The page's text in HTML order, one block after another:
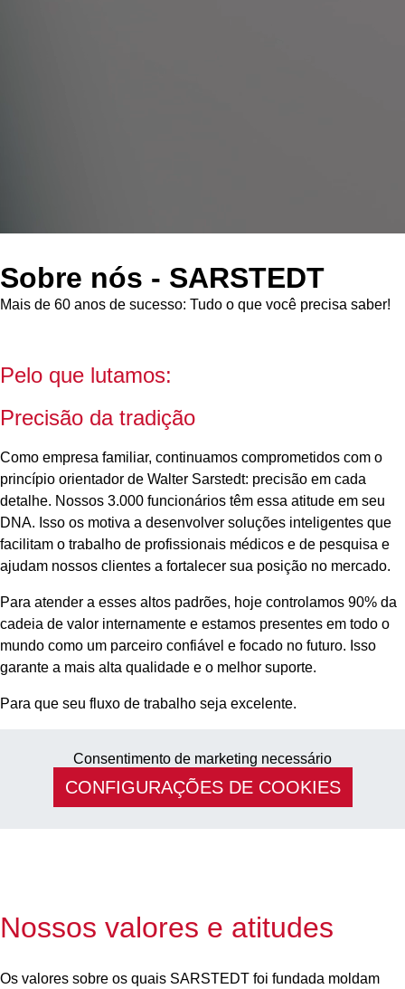
Sobre nós - SARSTEDT
Mais de 60 anos de sucesso: Tudo o que você precisa saber!
Pelo que lutamos:
Precisão da tradição
Como empresa familiar, continuamos comprometidos com o
princípio orientador de Walter Sarstedt: precisão em cada
detalhe. Nossos 3.000 funcionários têm essa atitude em seu
DNA. Isso os motiva a desenvolver soluções inteligentes que
facilitam o trabalho de profissionais médicos e de pesquisa e
ajudam nossos clientes a fortalecer sua posição no mercado.
Para atender a esses altos padrões, hoje controlamos 90% da
cadeia de valor internamente e estamos presentes em todo o
mundo como um parceiro confiável e focado no futuro. Isso
garante a mais alta qualidade e o melhor suporte.
Para que seu fluxo de trabalho seja excelente.
Consentimento de marketing necessário
CONFIGURAÇÕES DE COOKIES
Nossos valores e atitudes
Os valores sobre os quais SARSTEDT foi fundada moldam